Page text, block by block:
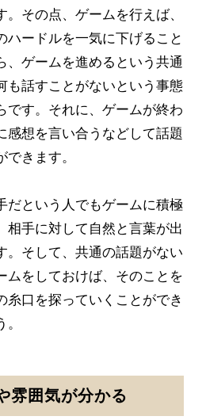
その点、ゲームを行えば、
ハードルを一気に下げること
、ゲームを進めるという共通
も話すことがないという事態
です。それに、ゲームが終わ
感想を言い合うなどして話題
きます。
だという人でもゲームに積極
相手に対して自然と言葉が出
。そして、共通の話題がない
ムをしておけば、そのことを
糸口を探っていくことができ
雰囲気が分かる